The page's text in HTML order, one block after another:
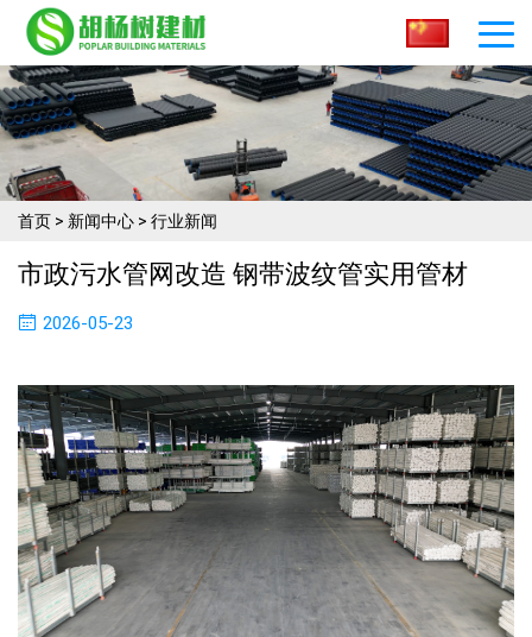
首页 > 新闻中心 > 行业新闻
市政污水管网改造 钢带波纹管实用管材
2026-05-23